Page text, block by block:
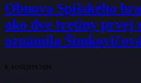
Obnova Spišského
ako dve tretiny prvej
oznámila
8. AUGUSTA 2026